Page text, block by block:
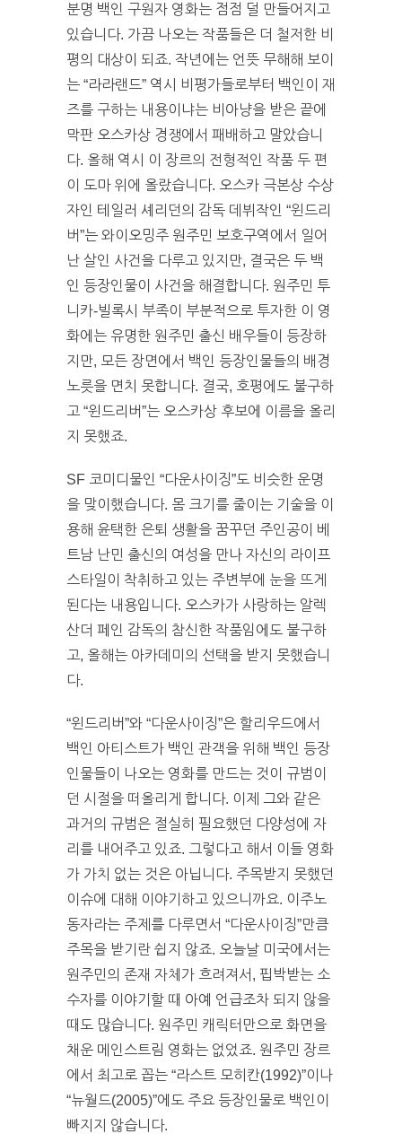
분명 백인 구원자 영화는 점점 덜 만들어지고
있습니다. 가끔 나오는 작품들은 더 철저한 비
평의 대상이 되죠. 작년에는 언뜻 무해해 보이
는 “라라랜드” 역시 비평가들로부터 백인이 재
즈를 구하는 내용이냐는 비아냥을 받은 끝에
막판 오스카상 경쟁에서 패배하고 말았습니
다. 올해 역시 이 장르의 전형적인 작품 두 편
이 도마 위에 올랐습니다. 오스카 극본상 수상
자인 테일러 셰리던의 감독 데뷔작인 “윈드리
버”는 와이오밍주 원주민 보호구역에서 일어
난 살인 사건을 다루고 있지만, 결국은 두 백
인 등장인물이 사건을 해결합니다. 원주민 투
니카-빌록시 부족이 부분적으로 투자한 이 영
화에는 유명한 원주민 출신 배우들이 등장하
지만, 모든 장면에서 백인 등장인물들의 배경
노릇을 면치 못합니다. 결국, 호평에도 불구하
고 “윈드리버”는 오스카상 후보에 이름을 올리
지 못했죠.
SF 코미디물인 “다운사이징”도 비슷한 운명
을 맞이했습니다. 몸 크기를 줄이는 기술을 이
용해 윤택한 은퇴 생활을 꿈꾸던 주인공이 베
트남 난민 출신의 여성을 만나 자신의 라이프
스타일이 착취하고 있는 주변부에 눈을 뜨게
된다는 내용입니다. 오스카가 사랑하는 알렉
산더 페인 감독의 참신한 작품임에도 불구하
고, 올해는 아카데미의 선택을 받지 못했습니
다.
“윈드리버”와 “다운사이징”은 할리우드에서
백인 아티스트가 백인 관객을 위해 백인 등장
인물들이 나오는 영화를 만드는 것이 규범이
던 시절을 떠올리게 합니다. 이제 그와 같은
과거의 규범은 절실히 필요했던 다양성에 자
리를 내어주고 있죠. 그렇다고 해서 이들 영화
가 가치 없는 것은 아닙니다. 주목받지 못했던
이슈에 대해 이야기하고 있으니까요. 이주노
동자라는 주제를 다루면서 “다운사이징”만큼
주목을 받기란 쉽지 않죠. 오늘날 미국에서는
원주민의 존재 자체가 흐려져서, 핍박받는 소
수자를 이야기할 때 아예 언급조차 되지 않을
때도 많습니다. 원주민 캐릭터만으로 화면을
채운 메인스트림 영화는 없었죠. 원주민 장르
에서 최고로 꼽는 “라스트 모히칸(1992)”이나
“뉴월드(2005)”에도 주요 등장인물로 백인이
빠지지 않습니다.